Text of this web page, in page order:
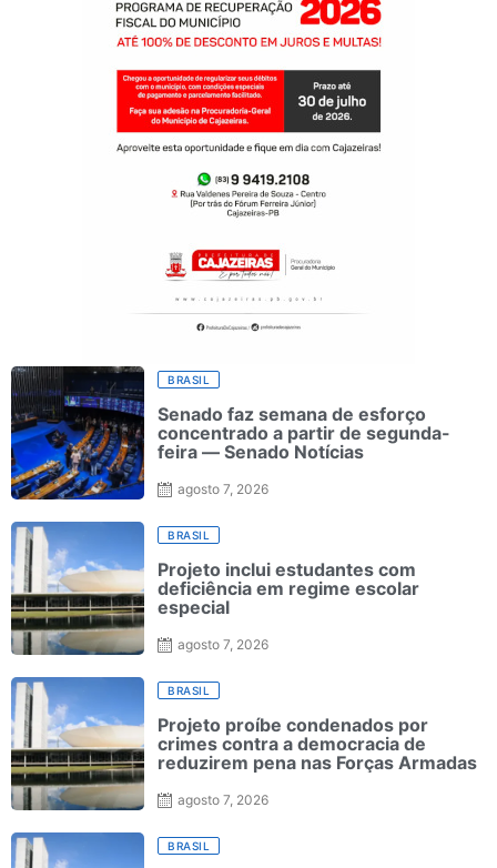
BRASIL
Senado faz semana de esforço
concentrado a partir de segunda-
feira — Senado Notícias
agosto 7, 2026
BRASIL
Projeto inclui estudantes com
deficiência em regime escolar
especial
agosto 7, 2026
BRASIL
Projeto proíbe condenados por
crimes contra a democracia de
reduzirem pena nas Forças Armadas
agosto 7, 2026
BRASIL